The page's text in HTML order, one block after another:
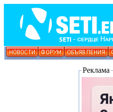
Реклама